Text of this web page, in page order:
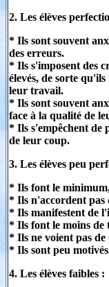
2. Les élèves
* Ils sont souvent
des erreurs.
* Ils s'imposent des
élevés, de sorte
leur travail.
* Ils sont souvent
face à la qualité de
* Ils s'empêchent de
de leur coup.
3. Les élèves peu
* Ils font le
* Ils n'accordent pas
* Ils manifestent de
* Ils font le moins de
* Ils ne voient pas
* Ils sont peu
4. Les élèves faibles :